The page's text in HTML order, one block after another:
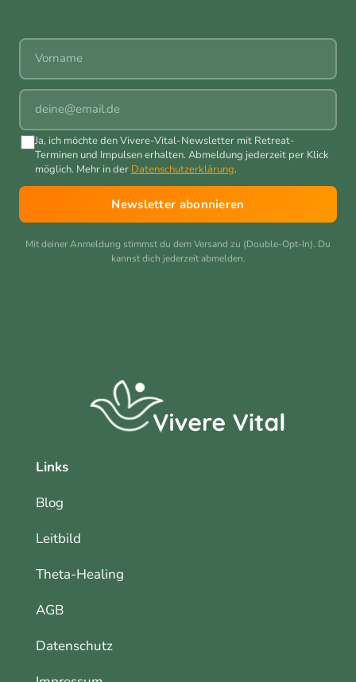
Vorname
E-Mail
Ja, ich möchte den Vivere-Vital-Newsletter mit Retreat-
Terminen und Impulsen erhalten. Abmeldung jederzeit per Klick
möglich. Mehr in der Datenschutzerklärung.
Newsletter abonnieren
Mit deiner Anmeldung stimmst du dem Versand zu (Double-Opt-In). Du
kannst dich jederzeit abmelden.
Links
Blog
Leitbild
Theta-Healing
AGB
Datenschutz